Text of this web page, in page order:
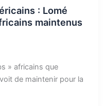
: Lomé
maintenus
» africains que
de maintenir pour la